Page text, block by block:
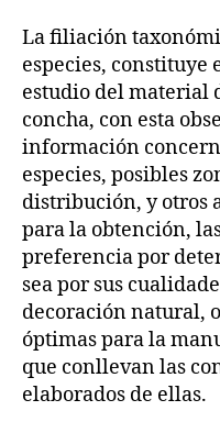
La filiación
especies, constituye
estudio del material
concha, con esta
información
especies, posibles
distribución, y otros
para la obtención,
preferencia por
sea por sus
decoración natural,
óptimas para la
que conllevan las
elaborados de ellas.